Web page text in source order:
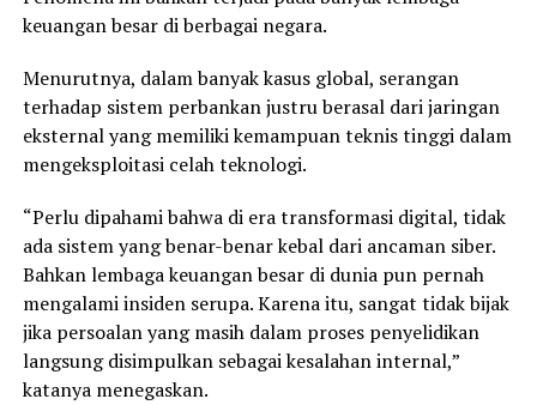
keuangan besar di berbagai negara.
Menurutnya, dalam banyak kasus global, serangan
terhadap sistem perbankan justru berasal dari jaringan
eksternal yang memiliki kemampuan teknis tinggi dalam
mengeksploitasi celah teknologi.
“Perlu dipahami bahwa di era transformasi digital, tidak
ada sistem yang benar-benar kebal dari ancaman siber.
Bahkan lembaga keuangan besar di dunia pun pernah
mengalami insiden serupa. Karena itu, sangat tidak bijak
jika persoalan yang masih dalam proses penyelidikan
langsung disimpulkan sebagai kesalahan internal,”
katanya menegaskan.